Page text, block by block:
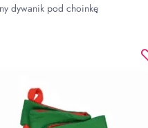
dywanik pod choinkę